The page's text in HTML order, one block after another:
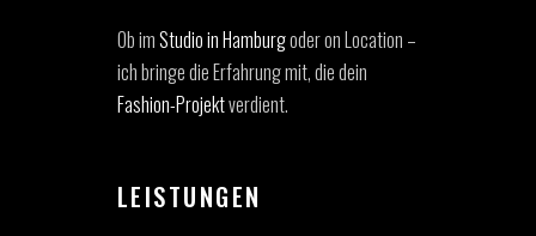
Ob imStudio in Hamburgoder on Location –
ich bringe die Erfahrung mit, die dein
Fashion-Projektverdient.
LEISTUNGEN